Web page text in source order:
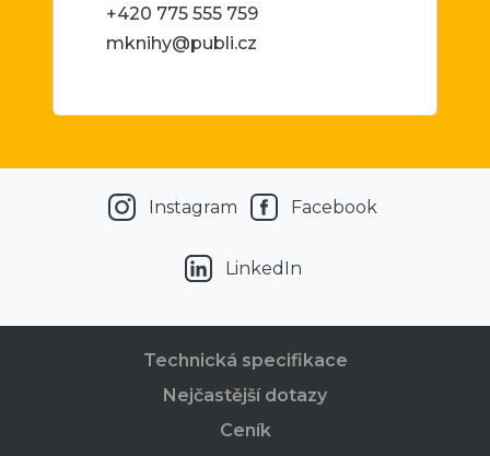
+420 775 555 759
mknihy@publi.cz
Instagram Facebook
LinkedIn
Technická specifikace
Nejčastější dotazy
Ceník